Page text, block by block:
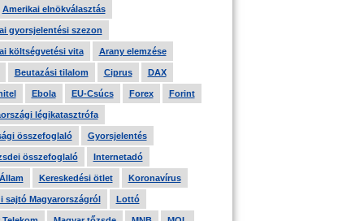
Amerikai elnökválasztás
gyorsjelentési szezon
költségvetési vita Arany elemzése
Beutazási tilalom Ciprus DAX
Ebola EU-Csúcs Forex Forint
légikatasztrófa
összefoglaló Gyorsjelentés
összefoglaló Internetadó
Kereskedési ötlet Koronavírus
sajtó Magyarországról Lottó